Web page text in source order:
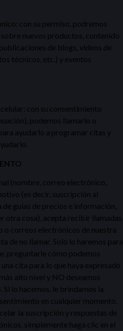
con su permiso, podremos
nuevos productos, contenido
de blogs, videos de
técnicos, etc.) y eventos
con su consentimiento
podemos llamarlo o
ayudarlo a programar citas y
(nombre, correo electrónico,
(es decir, suscripción al
guías de precios e información,
otra cosa), acepta recibir llamadas
o correos electrónicos de nuestra
de no llamar. Solo lo haremos para
preguntarle cómo podemos
cita para lo que haya expresado
alto nivel y NO deseamos
lo hacemos, le brindamos la
en cualquier momento.
la suscripción y respuestas de
simplemente haga clic en el